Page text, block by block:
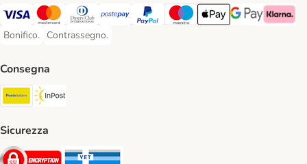
Visa. Payment Method
Mastercard. Payment Method
Diners Club. Payment Method
Postepay. Payment Method
PayPal. Payment Method
Maestro. Payment Method
Apple pay. Payment
Google Pay
Klarna
Bonifico.
Bonifico. Payment Method
Contrassegno.
Contrassegno. Payment Method
Consegna
Poste Italiane. Shipping Method
Sicurezza
Security